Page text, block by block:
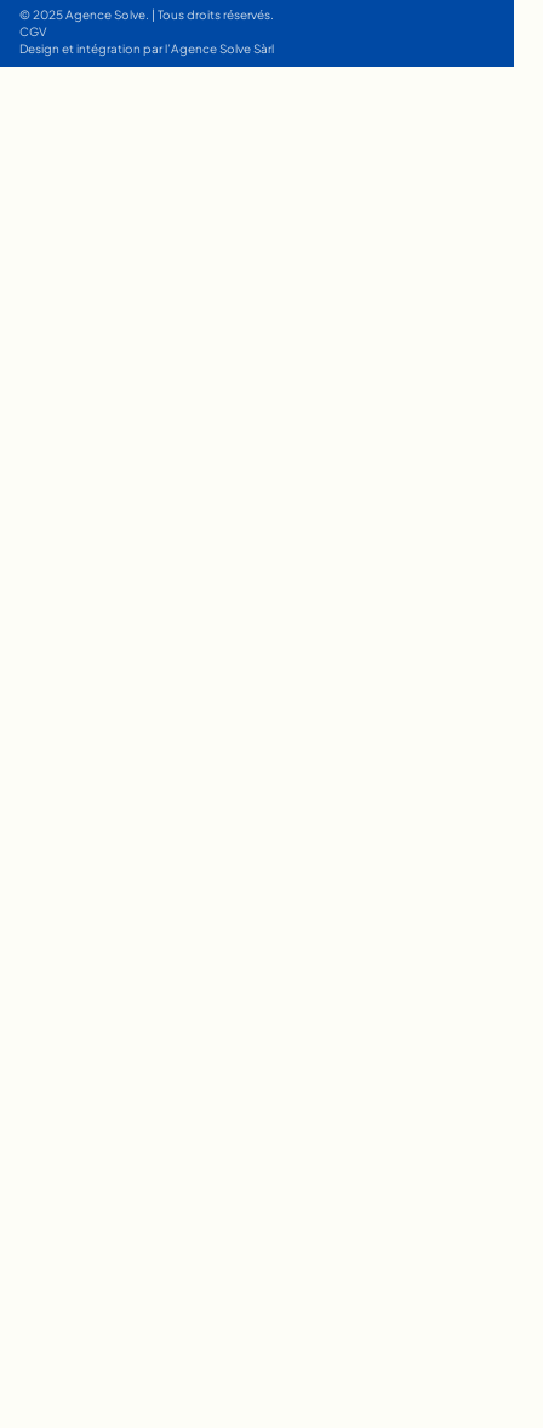
© 2025 Agence Solve. | Tous droits réservés.
CGV
Design et intégration par l’Agence Solve Sàrl